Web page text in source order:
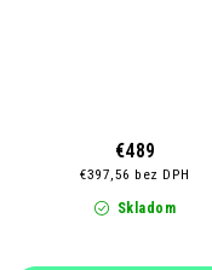
Skladom
€397,56 bez DPH
€489